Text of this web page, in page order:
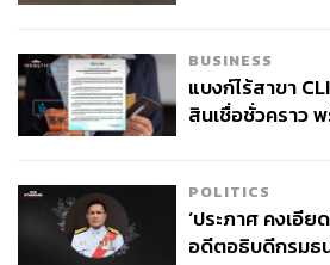
BUSINESS
แบงก์ไร้สาขา
สินเชื่อชั่วครา
POLITICS
‘ประภาศ คงเอีย
อดีตอธิบดีกรมธ